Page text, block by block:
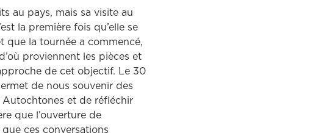
au pays, mais sa visite au
la première fois qu’elle se
que la tournée a commencé,
proviennent les pièces et
de cet objectif. Le 30
de nous souvenir des
Autochtones et de réfléchir
que l’ouverture de
ces conversations